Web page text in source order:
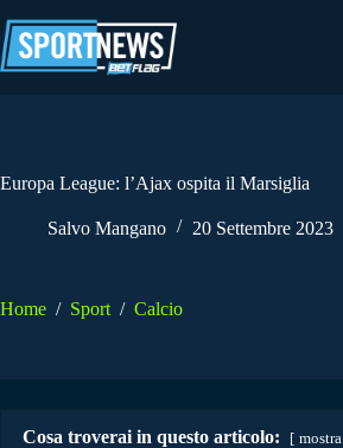
al
contenuto
Europa League: l’Ajax ospita il Marsiglia
Salvo Mangano 20 Settembre 2023
Home / Sport / Calcio
Cosa troverai in questo articolo: mostra